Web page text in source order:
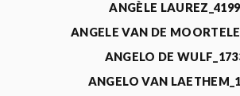
ANGÈLE
ANGELE VAN DE
ANGELO DE
ANGELO VAN